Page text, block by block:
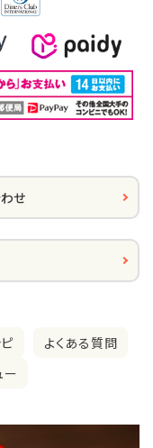
せ
よくある質問
ー